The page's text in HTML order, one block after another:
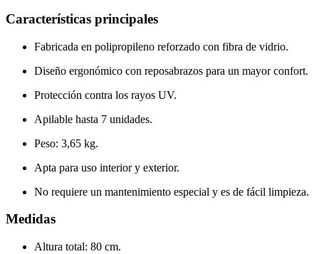
Características principales
Fabricada en polipropileno reforzado con fibra de vidrio.
Diseño ergonómico con reposabrazos para un mayor confort.
Protección contra los rayos UV.
Apilable hasta 7 unidades.
Peso: 3,65 kg.
Apta para uso interior y exterior.
No requiere un mantenimiento especial y es de fácil limpieza.
Medidas
Altura total: 80 cm.